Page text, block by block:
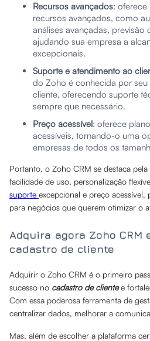
Recursos avançados: oferece
recursos avançados, como
análises avançadas, previsão
ajudando sua empresa a
excepcionais.
Suporte e atendimento ao
do Zoho é conhecida por
cliente, oferecendo suporte
sempre que necessário.
Preço acessível: oferece
acessíveis, tornando-o uma
empresas de todos os
Portanto, o Zoho CRM se destaca
facilidade de uso, personalização
suporte excepcional e preço acessível,
para negócios que querem otimizar o
Adquira agora Zoho CRM
cadastro de cliente
Adquirir o Zoho CRM é o primeiro
sucesso no cadastro de clientee
Com essa poderosa ferramenta de
centralizar dados, melhorar a
Mas, além de escolher a plataforma